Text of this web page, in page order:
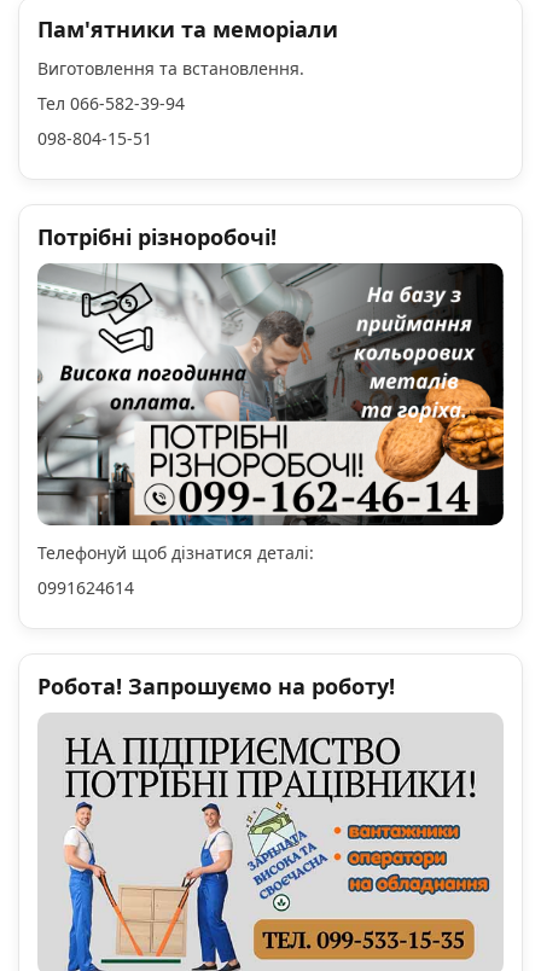
Пам'ятники та меморіали
Виготовлення та встановлення.
Тел 066-582-39-94
098-804-15-51
Потрібні різноробочі!
Телефонуй щоб дізнатися деталі:
0991624614
Робота! Запрошуємо на роботу!